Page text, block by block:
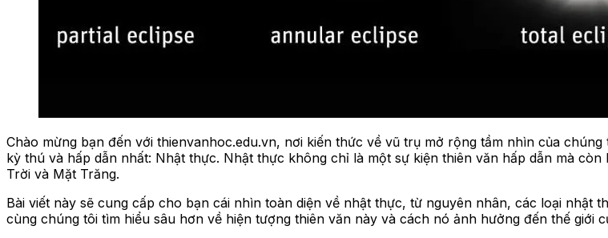
Chào mừng bạn đến với thienvanhoc.edu.vn, nơi kiến thức về vũ trụ mở rộng tầm nhìn của
kỳ thú và hấp dẫn nhất: Nhật thực. Nhật thực không chỉ là một sự kiện thiên văn hấp dẫn mà
Trời và Mặt Trăng.
Bài viết này sẽ cung cấp cho bạn cái nhìn toàn diện về nhật thực, từ nguyên nhân, các loại
cùng chúng tôi tìm hiểu sâu hơn về hiện tượng thiên văn này và cách nó ảnh hưởng đến thế giới